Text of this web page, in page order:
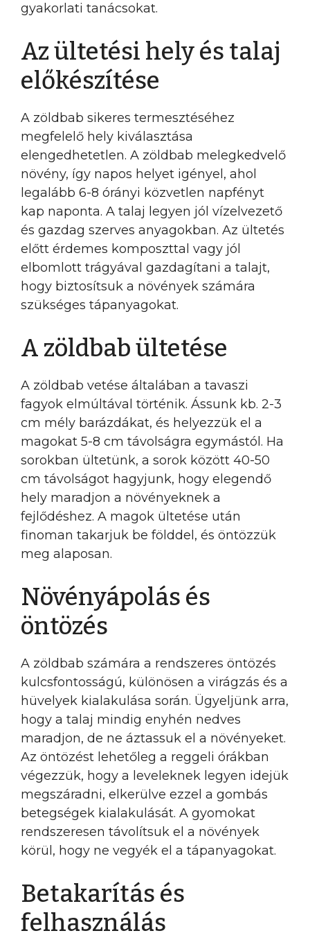
gyakorlati tanácsokat.
Az ültetési hely és talaj
előkészítése
A zöldbab sikeres termesztéséhez
megfelelő hely kiválasztása
elengedhetetlen. A zöldbab melegkedvelő
növény, így napos helyet igényel, ahol
legalább 6-8 órányi közvetlen napfényt
kap naponta. A talaj legyen jól vízelvezető
és gazdag szerves anyagokban. Az ültetés
előtt érdemes komposzttal vagy jól
elbomlott trágyával gazdagítani a talajt,
hogy biztosítsuk a növények számára
szükséges tápanyagokat.
A zöldbab ültetése
A zöldbab vetése általában a tavaszi
fagyok elmúltával történik. Ássunk kb. 2-3
cm mély barázdákat, és helyezzük el a
magokat 5-8 cm távolságra egymástól. Ha
sorokban ültetünk, a sorok között 40-50
cm távolságot hagyjunk, hogy elegendő
hely maradjon a növényeknek a
fejlődéshez. A magok ültetése után
finoman takarjuk be földdel, és öntözzük
meg alaposan.
Növényápolás és
öntözés
A zöldbab számára a rendszeres öntözés
kulcsfontosságú, különösen a virágzás és a
hüvelyek kialakulása során. Ügyeljünk arra,
hogy a talaj mindig enyhén nedves
maradjon, de ne áztassuk el a növényeket.
Az öntözést lehetőleg a reggeli órákban
végezzük, hogy a leveleknek legyen idejük
megszáradni, elkerülve ezzel a gombás
betegségek kialakulását. A gyomokat
rendszeresen távolítsuk el a növények
körül, hogy ne vegyék el a tápanyagokat.
Betakarítás és
felhasználás